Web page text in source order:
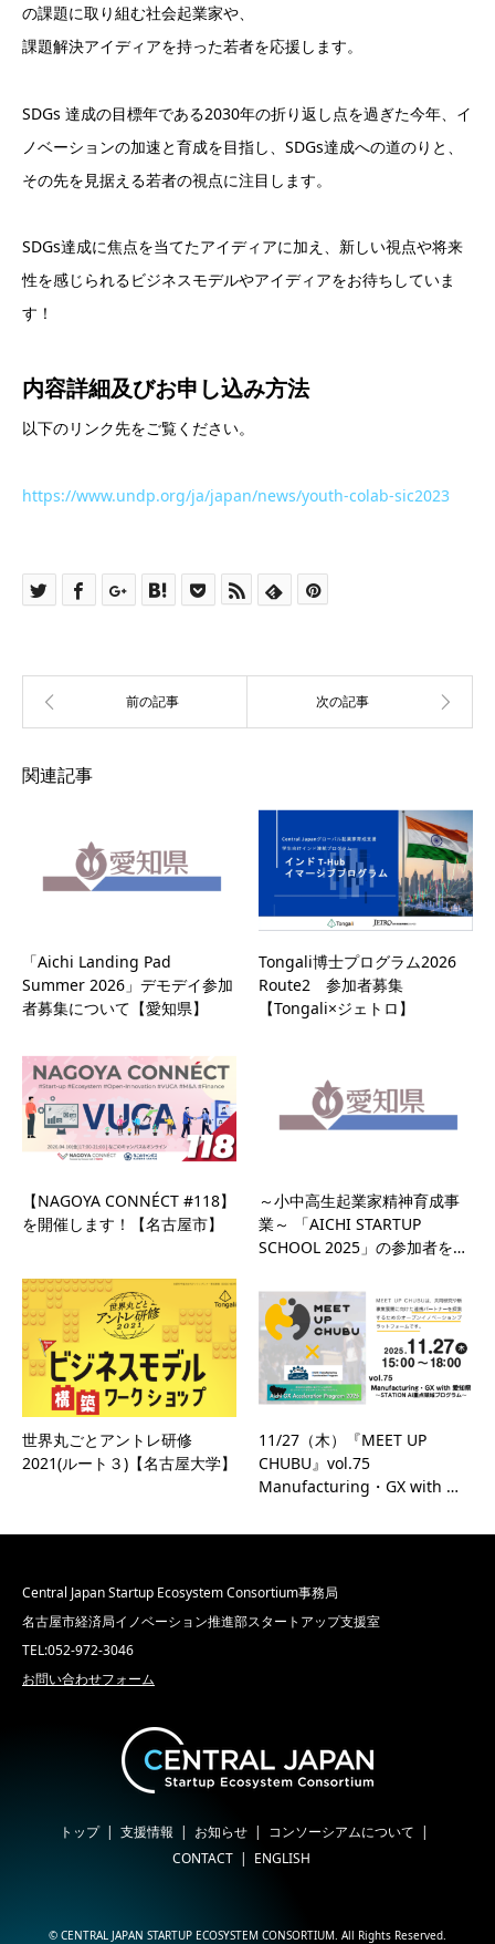
の課題に取り組む社会起業家や、
課題解決アイディアを持った若者を応援します。
SDGs 達成の目標年である2030年の折り返し点を過ぎた今年、イ
ノベーションの加速と育成を目指し、SDGs達成への道のりと、
その先を見据える若者の視点に注目します。
SDGs達成に焦点を当てたアイディアに加え、新しい視点や将来
性を感じられるビジネスモデルやアイディアをお待ちしていま
す！
内容詳細及びお申し込み方法
以下のリンク先をご覧ください。
https://www.undp.org/ja/japan/news/youth-colab-sic2023
関連記事
「Aichi Landing Pad
Summer 2026」デモデイ参加
者募集について【愛知県】
Tongali博士プログラム2026
Route2 参加者募集
【Tongali×ジェトロ】
【NAGOYA CONNÉCT #118】
を開催します！【名古屋市】
～小中高生起業家精神育成事
業～ 「AICHI STARTUP
SCHOOL 2025」の参加者を…
世界丸ごとアントレ研修
2021(ルート３)【名古屋大学】
11/27（木）『MEET UP
CHUBU』vol.75
Manufacturing・GX with …
Central Japan Startup Ecosystem Consortium事務局
名古屋市経済局イノベーション推進部スタートアップ支援室
TEL:052-972-3046
お問い合わせフォーム
トップ 支援情報 お知らせ
コンソーシアムについて
CONTACT
ENGLISH
© CENTRAL JAPAN STARTUP ECOSYSTEM CONSORTIUM. All Rights Reserved.